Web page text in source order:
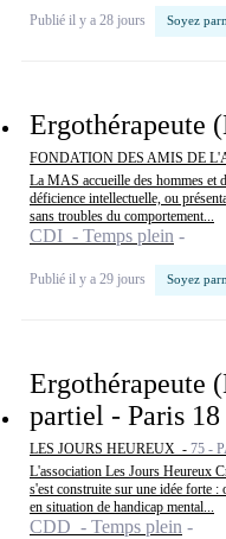
Publié il y a 28 jours Soyez
Ergothérapeute
FONDATION DES AMIS DE
La MAS accueille des hommes et
déficience intellectuelle, ou
sans troubles du comportement...
CDI - Temps plein
Publié il y a 29 jours Soyez
Ergothérapeute
partiel - Paris
LES JOURS HEUREUX - 75 -
L'association Les Jours Heureux
s'est construite sur une idée forte
en situation de handicap mental...
CDD - Temps plein